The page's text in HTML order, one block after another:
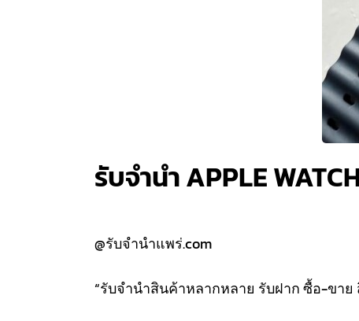
รับจำนำ APPLE
@รับจำนำแพร่.com
“รับจำนำสินค้าหลากหลาย รับฝาก ซื้อ-ขา